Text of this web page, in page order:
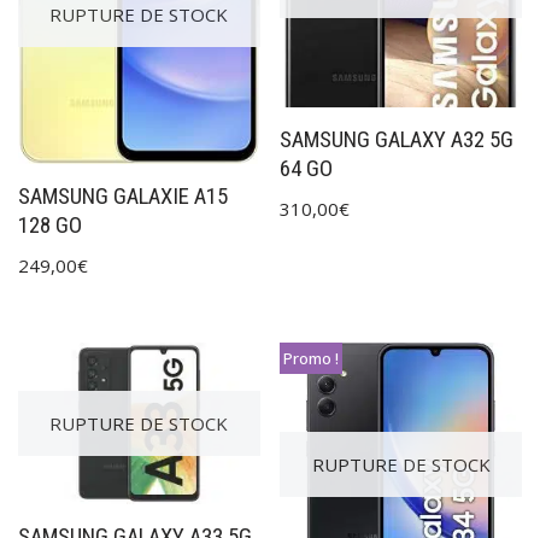
RUPTURE DE STOCK
SAMSUNG GALAXIE A15
128 GO
249,00€
SAMSUNG GALAXY A32 5G
64 GO
310,00€
RUPTURE DE STOCK
RUPTURE DE STOCK
Promo !